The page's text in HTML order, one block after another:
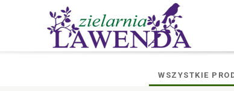
WSZYSTKIE